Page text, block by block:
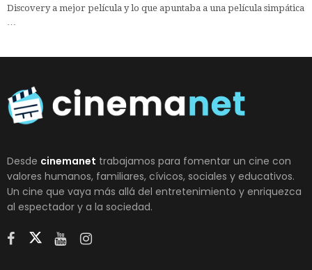
Discovery a mejor película y lo que apuntaba a una película simpática
Desde cinemanet trabajamos para fomentar un cine con
valores humanos, familiares, cívicos, sociales y educativos.
Un cine que vaya más allá del entretenimiento y enriquezca
al espectador y a la sociedad.